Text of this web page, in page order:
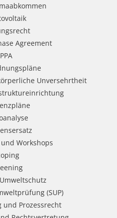
Agreement
PPA
Unversehrtheit
Workshops
(SUP)
und Prozessrecht​